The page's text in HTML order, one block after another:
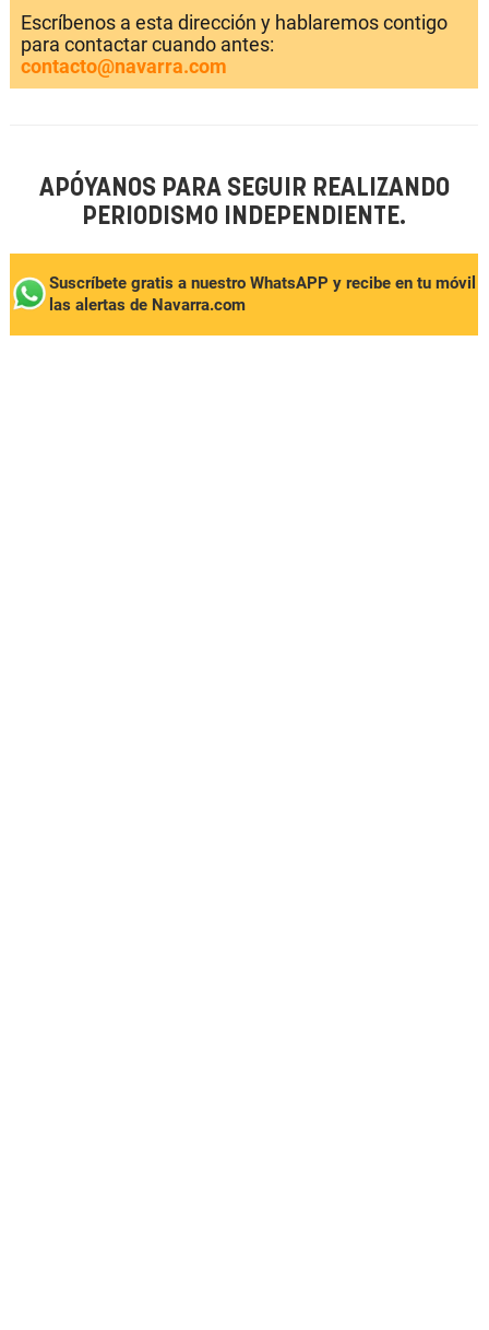
Escríbenos a esta dirección y hablaremos contigo
para contactar cuando antes:
contacto@navarra.com
APÓYANOS PARA SEGUIR REALIZANDO
PERIODISMO INDEPENDIENTE.
Suscríbete gratis a nuestro WhatsAPP y recibe en tu móvil
las alertas de Navarra.com